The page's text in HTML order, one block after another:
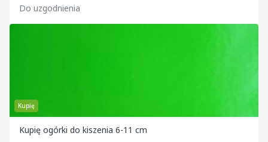
Do uzgodnienia
Kupię
Kupię ogórki do kiszenia 6-11 cm